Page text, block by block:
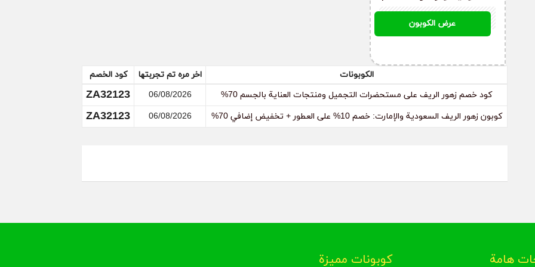
10% على العطور +
تخفيض إضافي 70%
ZA32123عرض الكوبون
الكوبونات اخر مره تم تجربتها
كود الخصم
كود خصم زهور الريف على مستحضرات التجميل ومنتجات العناية بالجسم 70%
06/08/2026
ZA32123
كوبون زهور الريف السعودية والإمارت: خصم 10% على العطور + تخفيض إضافي 70% 06/08/2026
ZA32123
هامة كوبونات مميزة